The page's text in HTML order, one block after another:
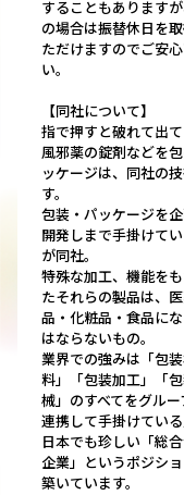
することもあります
の場合は振替休日を
ただけますのでご安
い。
【同社について】
指で押すと破れて出
風邪薬の錠剤などを
ッケージは、同社の
す。
包装・パッケージを企
開発しまで手掛けて
が同社。
特殊な加工、機能を
たそれらの製品は、
品・化粧品・食品に
はならないもの。
業界での強みは「包
料」「包装加工」「
械」のすべてをグルー
連携して手掛けている
日本でも珍しい「総
企業」というポジシ
築いています。